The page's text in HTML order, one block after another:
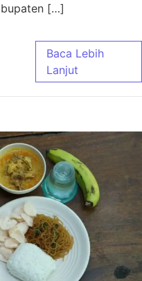
[…]
Bandung Murah &
Baca Lebih
Lanjut